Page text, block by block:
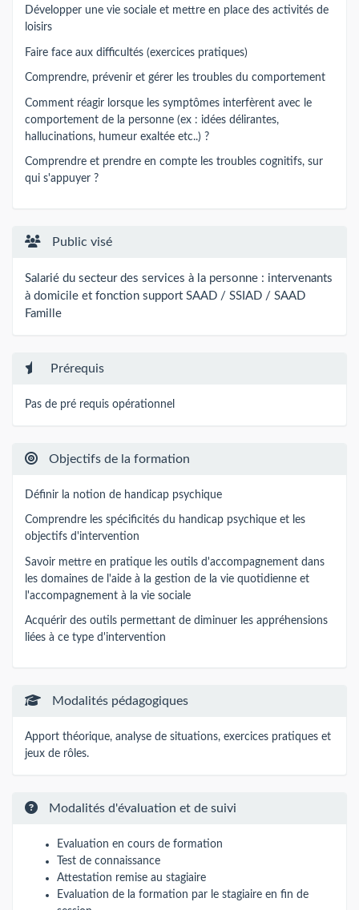
Développer une vie sociale et mettre en place des activités de
loisirs
Faire face aux difficultés (exercices pratiques)
Comprendre, prévenir et gérer les troubles du comportement
Comment réagir lorsque les symptômes interfèrent avec le
comportement de la personne (ex : idées délirantes,
hallucinations, humeur exaltée etc..) ?
Comprendre et prendre en compte les troubles cognitifs, sur
qui s'appuyer ?
Public visé
Salarié du secteur des services à la personne : intervenants
à domicile et fonction support SAAD / SSIAD / SAAD
Famille
Prérequis
Pas de pré requis opérationnel
Objectifs de la formation
Définir la notion de handicap psychique
Comprendre les spécificités du handicap psychique et les
objectifs d'intervention
Savoir mettre en pratique les outils d'accompagnement dans
les domaines de l'aide à la gestion de la vie quotidienne et
l'accompagnement à la vie sociale
Acquérir des outils permettant de diminuer les appréhensions
liées à ce type d'intervention
Modalités pédagogiques
Apport théorique, analyse de situations, exercices pratiques et
jeux de rôles.
Modalités d'évaluation et de suivi
Evaluation en cours de formation
Test de connaissance
Attestation remise au stagiaire
Evaluation de la formation par le stagiaire en fin de